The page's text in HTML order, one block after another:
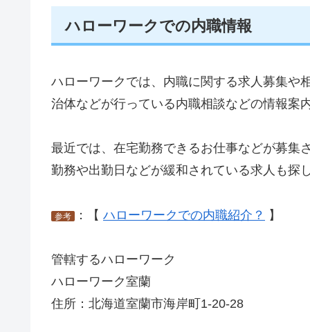
ハローワークでの内職情報
ハローワークでは、内職に関する求人募集や
治体などが行っている内職相談などの情報案
最近では、在宅勤務できるお仕事などが募集
勤務や出勤日などが緩和されている求人も探
参考 ：【 ハローワークでの内職紹介？ 】
管轄するハローワーク
ハローワーク室蘭
住所：北海道室蘭市海岸町1‐20‐28